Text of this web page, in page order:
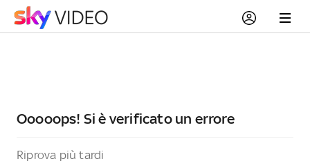
Ooooops! Si è verificato un errore
Riprova più tardi